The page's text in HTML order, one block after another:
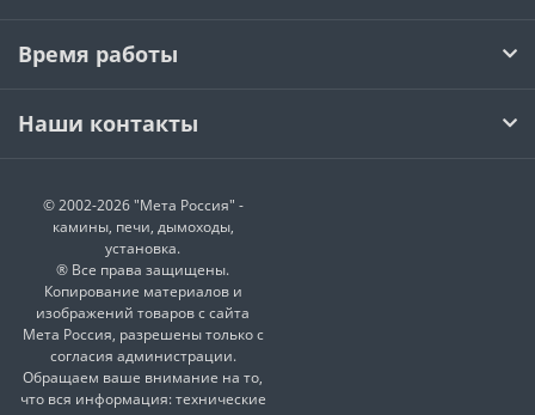
Время работы
Наши контакты
© 2002-2026 "Мета Россия" -
камины, печи, дымоходы,
установка.
® Все права защищены.
Копирование материалов и
изображений товаров с сайта
Мета Россия, разрешены только с
согласия администрации.
Обращаем ваше внимание на то,
что вся информация: технические